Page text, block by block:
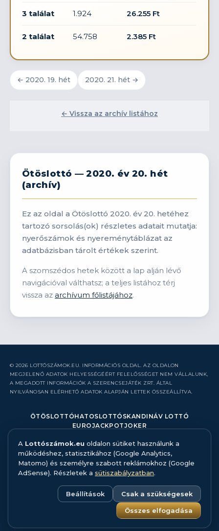
3 találat 1.924 26.255 Ft
2 találat 54.758 2.385 Ft
← 2020. 19. hét 2020. 21. hét →
← Vissza az archív listához
Ötöslottó — 2020. év 20. hét
(archív)
Ez az oldal a Ötöslottó 2020. év 20. hetéhez
tartozó sorsolás(ok) részletes adatait mutatja:
nyerőszámok és nyereménytáblázat az
adatbázisban tárolt értékek szerint.
A szomszédos hetek között a lap alján lévő
navigációval válthatsz; a teljes listához térj
vissza az archívum főlistájához.
© 2026 LOTTÓSZÁMOK.EU. INFORMÁCIÓS OLDAL. AZ OLDALON
MEGJELENŐ ADATOK HELYESSÉGÉÉRT FELELŐSSÉGET NEM VÁLLALUNK,
A MEGADOTT INFORMÁCIÓK A SZERENCSEJÁTÉK ZRT. ÁLTAL
NYILVÁNOSAN ELÉRHETŐ ADATOK ALAPJÁN LETTEK ÖSSZEÁLLÍTVA.
ÖTÖSLOTTÓHATOSLOTTÓ SKANDINÁV LOTTÓ
EUROJACKPOTJOKER
RÓLUNK
KAPCSOLAT
HIBABEJELENTÉS
ADATFORRÁS ÉS MÓDSZERTAN
ADATKEZELÉS
SÜTISZABÁLYZAT
A Lottószámok.eu oldalon sütiket használunk a
működéshez, statisztikához (Google Analytics,
Matomo) és személyre szabott reklámokhoz (Google
AdSense). Részletek a sütiszabályzatban.
Beállítások Csak a szükségesek
Összes elfogadása